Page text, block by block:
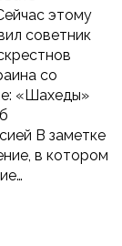
этому
советник
со
«Шахеды»
В заметке
в котором